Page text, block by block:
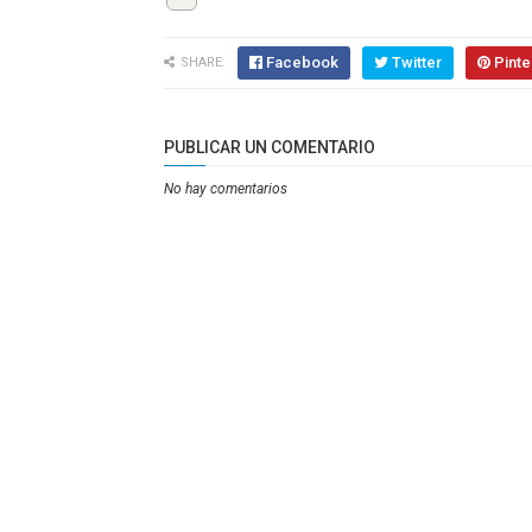
SHARE: Facebook Twitter
PUBLICAR UN COMENTARIO
No hay comentarios